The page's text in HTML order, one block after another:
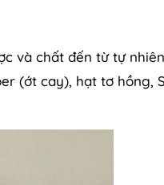
và chất đến từ tự
(ớt cay), hạt tơ hồng,